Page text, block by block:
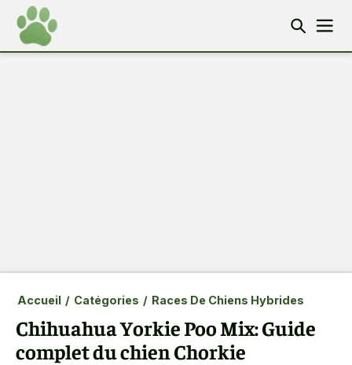
Accueil / Catégories / Races De Chiens Hybrides
Chihuahua Yorkie Poo Mix: Guide
complet du chien Chorkie